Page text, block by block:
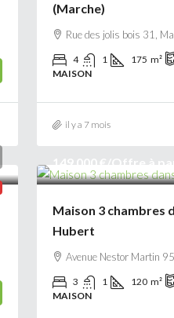
(Marche)
Rue des jolis bois 31,
4 1 175 m²
MAISON
il y a 7 mois
149 000 €/Offre à
Maison 3 chambres
Hubert
Avenue Nestor Martin
3 1 120 m²
MAISON